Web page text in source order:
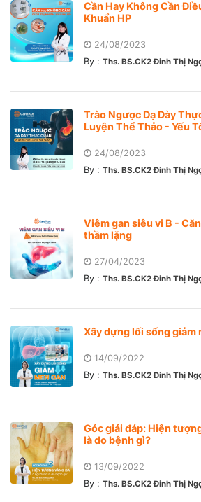
Cần Hay Không Cần
Khuẩn HP
24/08/2023
By : Ths. BS.CK2 Đinh Thị
Trào Ngược Dạ Dày
Luyện Thể Thảo - Yếu
24/08/2023
By : Ths. BS.CK2 Đinh Thị
Viêm gan siêu vi B -
thầm lặng
27/04/2023
By : Ths. BS.CK2 Đinh Thị
Xây dựng lối sống giảm
14/09/2022
By : Ths. BS.CK2 Đinh Thị
Góc giải đáp: Hiện
là do bệnh gì?
13/09/2022
By : Ths. BS.CK2 Đinh Thị